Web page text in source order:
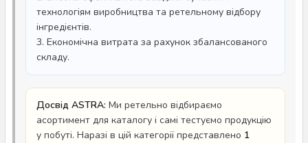
технологіям виробництва та ретельному відбору
інгредієнтів.
3. Економічна витрата за рахунок збалансованого
складу.
Досвід ASTRA: Ми ретельно відбираємо
асортимент для каталогу і самі тестуємо продукцію
у побуті. Наразі в цій категорії представлено 1